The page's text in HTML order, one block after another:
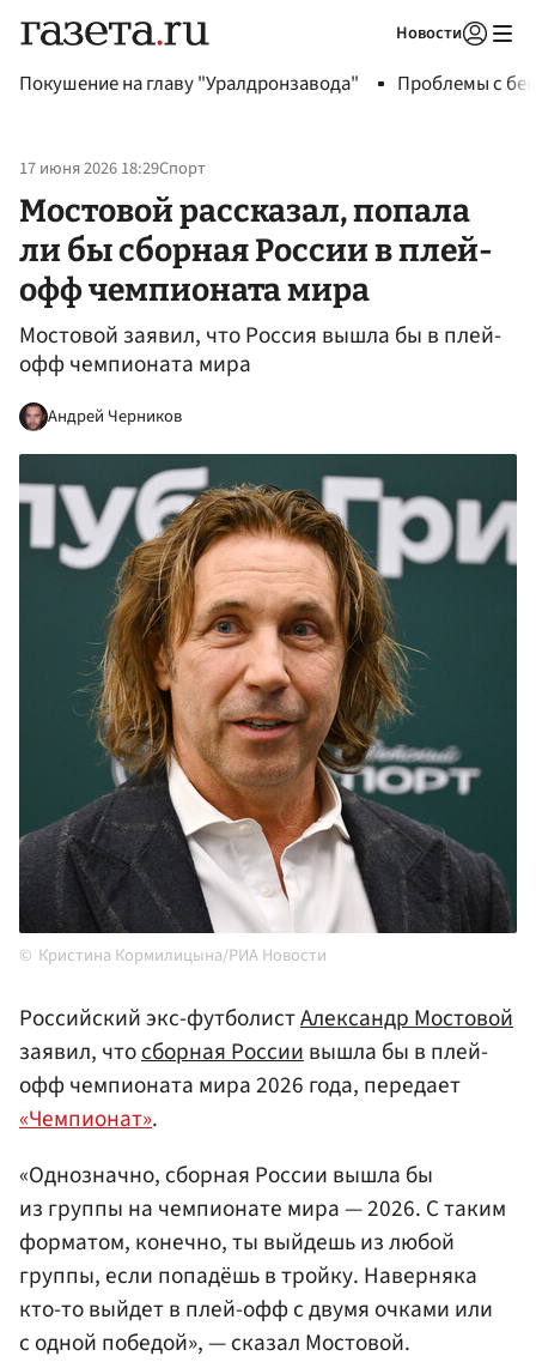
Новости
Покушение на главу "Уралдронзавода" Проблемы с
17 июня 2026 18:29Спорт
Мостовой рассказал, попала
ли бы сборная России в плей-
офф чемпионата мира
Мостовой заявил, что Россия вышла бы в плей-
офф чемпионата мира
Андрей Черников
Кристина Кормилицына/РИА Новости
Российский экс-футболистАлександр Мостовой
заявил, чтосборная Россиивышла бы в плей-
офф чемпионата мира 2026 года, передает
«Чемпионат».
«Однозначно, сборная России вышла бы
из группы на чемпионате мира — 2026. С таким
форматом, конечно, ты выйдешь из любой
группы, если попадёшь в тройку. Наверняка
кто-то выйдет в плей-офф с двумя очками или
с одной победой», — сказал Мостовой.